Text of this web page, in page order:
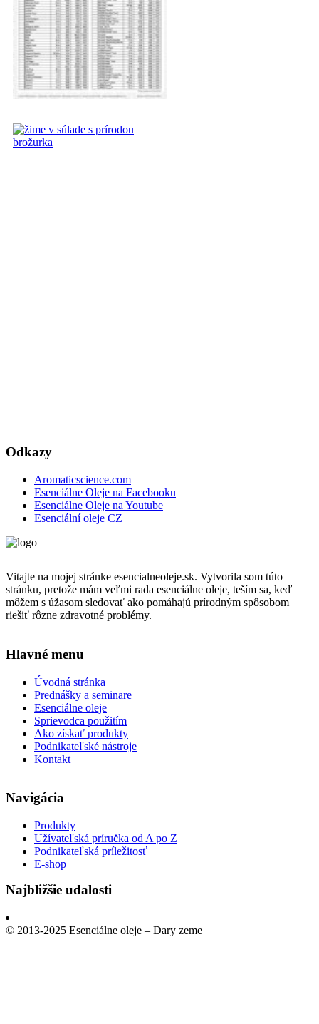
Odkazy
Aromaticscience.com
Esenciálne Oleje na Facebooku
Esenciálne Oleje na Youtube
Esenciální oleje CZ
Vitajte na mojej stránke esencialneoleje.sk. Vytvorila som túto
stránku, pretože mám veľmi rada esenciálne oleje, teším sa, keď
môžem s úžasom sledovať ako pomáhajú prírodným spôsobom
riešiť rôzne zdravotné problémy.
Hlavné menu
Úvodná stránka
Prednášky a seminare
Esenciálne oleje
Sprievodca použitím
Ako získať produkty
Podnikateľské nástroje
Kontakt
Navigácia
Produkty
Užívateľská príručka od A po Z
Podnikateľská príležitosť
E-shop
Najbližšie udalosti
© 2013-2025 Esenciálne oleje – Dary zeme